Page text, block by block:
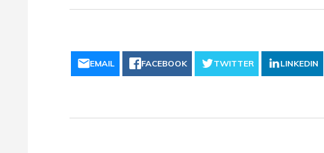
EMAIL FACEBOOK TWITTER LINKEDIN